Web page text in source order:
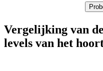
Vergelijking van
levels van het